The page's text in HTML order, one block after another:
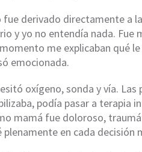
derivado directamente a
y yo no entendía nada. Fue
me explicaban qué le
emocionada.
oxígeno, sonda y vía.
podía pasar a terapia
mamá fue doloroso,
en cada decisión